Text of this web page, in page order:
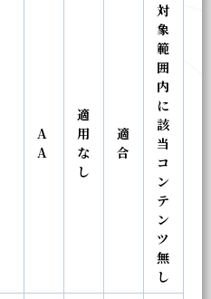
A
A
適
用
な
し
適
合
対
象
範
囲
内
に
該
当
コ
ン
テ
ン
ツ
無
し